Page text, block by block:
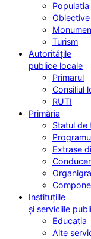
Populația
Turism
Autoritățile
publice locale
Primarul
Consiliul
RUTI
Primăria
Statul de
Extrase
Instituțiile
și serviciile
Educația
Alte